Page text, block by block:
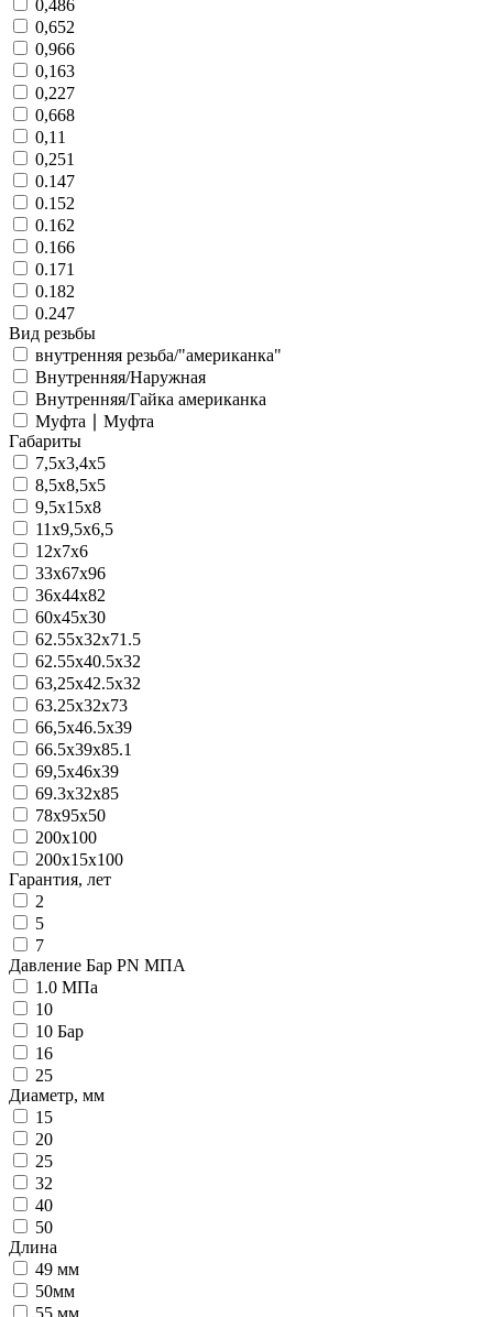
0,486
0,652
0,966
0,163
0,227
0,668
0,11
0,251
0.147
0.152
0.162
0.166
0.171
0.182
0.247
Вид резьбы
внутренняя резьба/"американка"
Внутренняя/Наружная
Внутренняя/Гайка американка
Муфта ∣ Муфта
Габариты
7,5x3,4x5
8,5x8,5x5
9,5х15х8
11x9,5x6,5
12x7x6
33x67x96
36x44x82
60x45x30
62.55x32x71.5
62.55x40.5x32
63,25x42.5x32
63.25x32x73
66,5x46.5x39
66.5x39x85.1
69,5x46x39
69.3x32x85
78х95х50
200x100
200x15x100
Гарантия, лет
2
5
7
Давление Бар PN МПА
1.0 МПа
10
10 Бар
16
25
Диаметр, мм
15
20
25
32
40
50
Длина
49 мм
50мм